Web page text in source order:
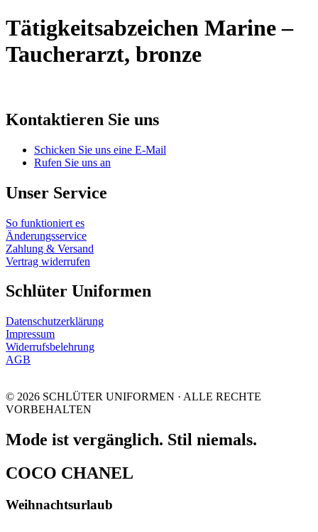
Tätigkeitsabzeichen Marine –
Taucherarzt, bronze
Kontaktieren Sie uns
Schicken Sie uns eine E-Mail
Rufen Sie uns an
Unser Service
So funktioniert es
Änderungsservice
Zahlung & Versand
Vertrag widerrufen
Schlüter Uniformen
Datenschutzerklärung
Impressum
Widerrufsbelehrung
AGB
© 2026 SCHLÜTER UNIFORMEN · ALLE RECHTE
VORBEHALTEN
Mode ist vergänglich. Stil niemals.
COCO CHANEL
Weihnachtsurlaub